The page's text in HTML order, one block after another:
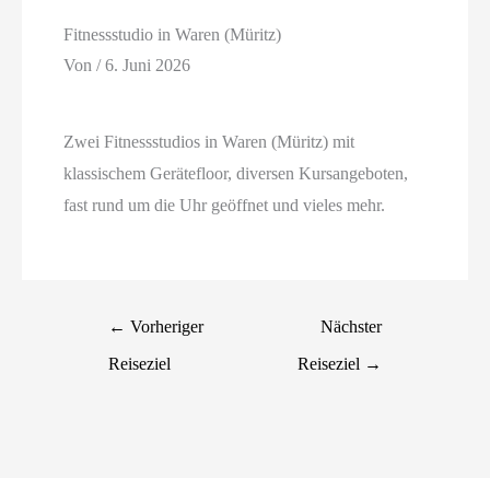
Fitnessstudio in Waren (Müritz)
Von/6. Juni 2026
Zwei Fitnessstudios in Waren (Müritz) mit
klassischem Gerätefloor, diversen Kursangeboten,
fast rund um die Uhr geöffnet und vieles mehr.
← Vorheriger
Reiseziel
Nächster
Reiseziel →